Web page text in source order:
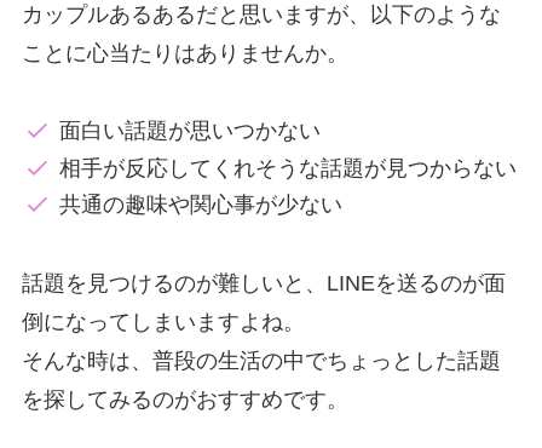
カップルあるあるだと思いますが、以下のような
ことに心当たりはありませんか。
面白い話題が思いつかない
相手が反応してくれそうな話題が見つからない
共通の趣味や関心事が少ない
話題を見つけるのが難しいと、LINEを送るのが面
倒になってしまいますよね。
そんな時は、普段の生活の中でちょっとした話題
を探してみるのがおすすめです。